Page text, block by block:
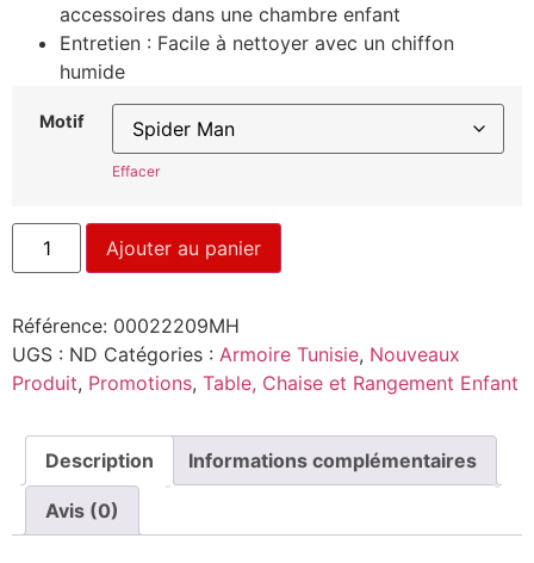
accessoires dans une chambre enfant
Entretien : Facile à nettoyer avec un chiffon
humide
Motif
Effacer
Ajouter au panier
Référence: 00022209MH
UGS : ND Catégories : Armoire Tunisie, Nouveaux
Produit, Promotions, Table, Chaise et Rangement Enfant
Description Informations complémentaires
Avis (0)